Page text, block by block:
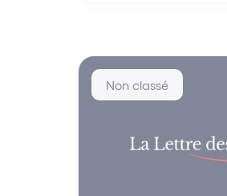
Non classé